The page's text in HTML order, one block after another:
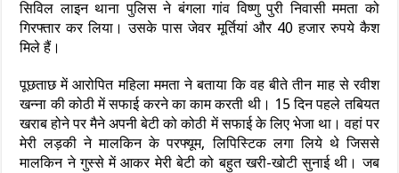
सिविल लाइन थाना पुलिस ने बंगला गांव विष्णु पुरी निवासी ममता को
गिरफ्तार कर लिया। उसके पास जेवर मूर्तियां और 40 हजार रुपये कैश
मिले हैं।
पूछताछ में आरोपित महिला ममता ने बताया कि वह बीते तीन माह से रवीश
खन्ना की कोठी में सफाई करने का काम करती थी। 15 दिन पहले तबियत
खराब होने पर मैने अपनी बेटी को कोठी में सफाई के लिए भेजा था। वहां पर
मेरी लड़की ने मालकिन के परफ्यूम, लिपिस्टिक लगा लिये थे जिससे
मालकिन ने गुस्से में आकर मेरी बेटी को बहुत खरी-खोटी सुनाई थी। जब